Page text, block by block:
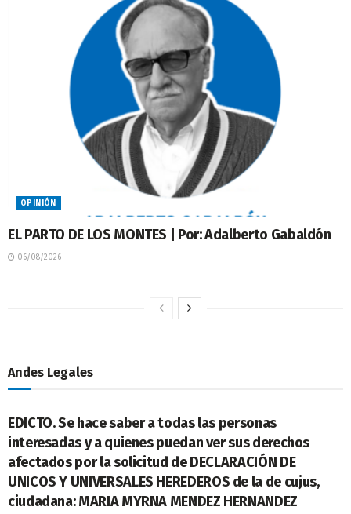
OPINIÓN
EL PARTO DE LOS MONTES | Por: Adalberto Gabaldón
06/08/2026
Andes Legales
LEGALES
EDICTO. Se hace saber a todas las personas
interesadas y a quienes puedan ver sus derechos
afectados por la solicitud de DECLARACIÓN DE
UNICOS Y UNIVERSALES HEREDEROS de la de cujus,
ciudadana: MARIA MYRNA MENDEZ HERNANDEZ